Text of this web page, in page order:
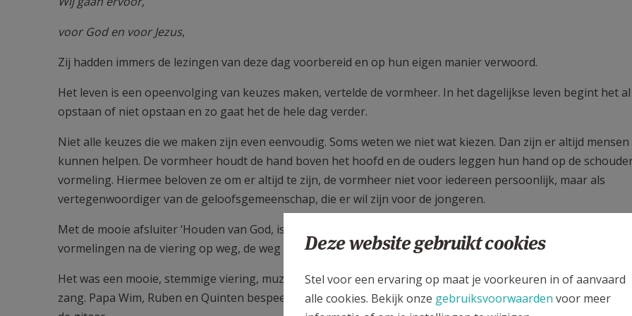
voor God en voor Jezus,
Zij hadden immers de lezingen van deze dag voorbereid en op hun eigen manier verwoord.
Het leven is een opeenvolging van keuzes maken, vertelde de vormheer. In het dagelijkse leven begint het
opstaan of niet opstaan en zo gaat het de hele dag verder.
Niet alle keuzes die we maken zijn even eenvoudig. Soms weten we niet wat kiezen. Dan zijn er altijd mensen
kunnen helpen. De vormheer houdt de hand boven het hoofd en de ouders leggen hun hand op de
vormeling. Hiermee beloven ze om er altijd te zijn, de vormheer niet voor iedereen persoonlijk, maar als
vertegenwoordiger van de geloofsgemeenschap, die er wil zijn voor de jongeren.
Met de mooie afsluiter ‘Houden van God, is houden van mensen’ nog nazinderend in het hoofd konden de
vormelingen na de viering op weg, de weg van Jezus, nu gesterkt met de Geest.
Het was een mooie, stemmige viering, muzikaal ondersteund door Bert op de gitaar en Els had de leiding van
zang. Papa Wim, Ruben en Quinten bespeelden de hoorn en Fleurtje, Marieke en Ruben brachten een
Deze website gebruikt cookies
Stel voor een ervaring op maat je voorkeuren in of aanvaard
alle cookies. Bekijk onze gebruiksvoorwaarden voor meer